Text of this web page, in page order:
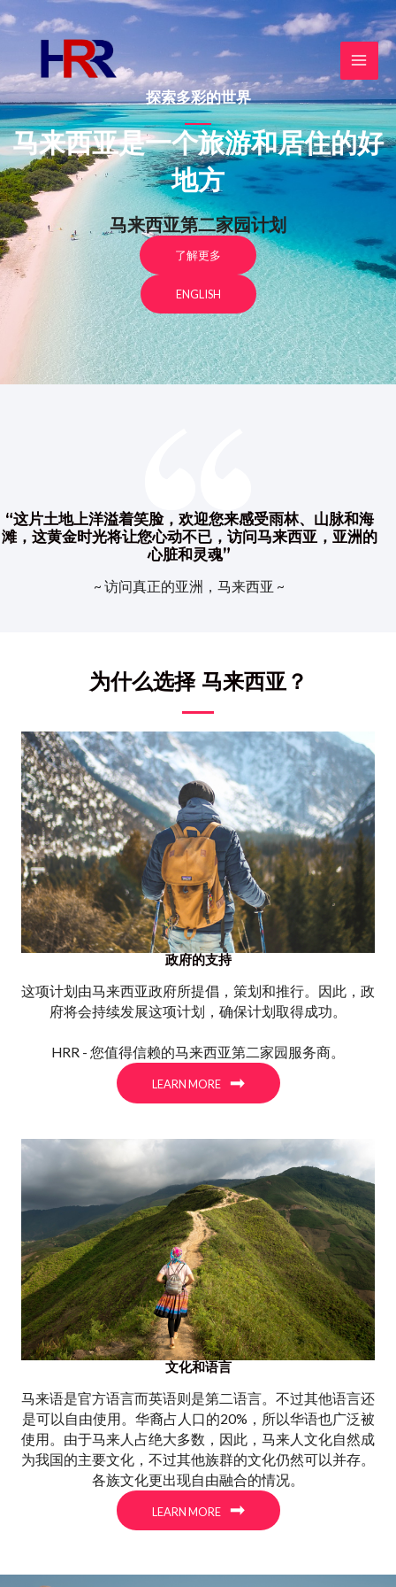
to
探索多彩的世界
马来西亚是一个旅游和居住的好
地方
马来西亚第二家园计划
了解更多
ENGLISH
“这片土地上洋溢着笑脸，欢迎您来感受雨林、山脉和海
滩，这黄金时光将让您心动不已，访问马来西亚，亚洲的
心脏和灵魂”
~ 访问真正的亚洲，马来西亚 ~
为什么选择 马来西亚？
政府的支持
这项计划由马来西亚政府所提倡，策划和推行。因此，政
府将会持续发展这项计划，确保计划取得成功。
HRR - 您值得信赖的马来西亚第二家园服务商。
LEARN MORE
文化和语言
马来语是官方语言而英语则是第二语言。不过其他语言还
是可以自由使用。华裔占人口的20%，所以华语也广泛被
使用。由于马来人占绝大多数，因此，马来人文化自然成
为我国的主要文化，不过其他族群的文化仍然可以并存。
各族文化更出现自由融合的情况。
LEARN MORE